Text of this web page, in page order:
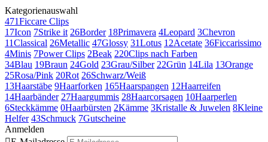
Kategorienauswahl
471Ficcare Clips
17Icon 7Strike it 26Border 18Primavera 4Leopard 3Chevron
11Classical 26Metallic 47Glossy 31Lotus 12Acetate 36Ficcarissimo
4Minis 7Power Clips 2Beak 220Clips nach Farben
34Blau 19Braun 24Gold 23Grau/Silber 22Grün 14Lila 13Orange
25Rosa/Pink 20Rot 26Schwarz/Weiß
13Haarstäbe 9Haarforken 165Haarspangen 12Haarreifen
14Haarbänder 27Haargummis 28Haarcorsagen 10Haarperlen
6Steckkämme 0Haarbürsten 2Kämme 3Kristalle & Juwelen 8Kleine
Helfer 43Schmuck 7Gutscheine
Anmelden